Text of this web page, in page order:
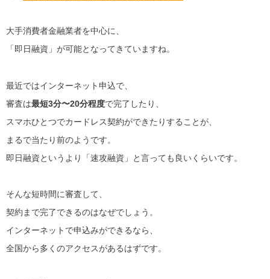
大手消費者金融業者を中心に、
「即日融資」が可能となってきていますね。
最近ではインターネット申込で、
審査は最短3分〜20分程度で完了したり、
スマホひとつでカードレス契約ができたりすることが、
まるで当たり前のようです。
即日融資というより「速攻融資」と言っても良いくらいです。
そんな短時間に審査して、
契約まで完了できるのはなぜでしょう。
インターネットで申込みができるなら、
全国から多くのアクセスがあるはずです。